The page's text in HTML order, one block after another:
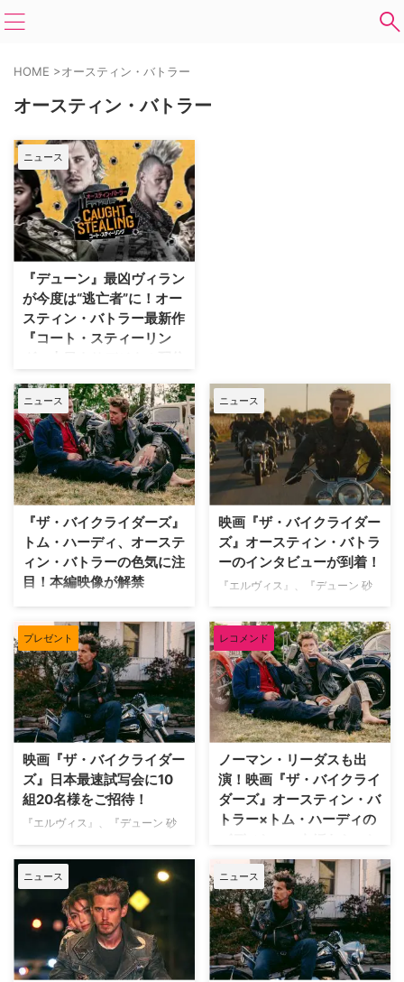
HOME >オースティン・バトラー
オースティン・バトラー
ニュース
『デューン』最凶ヴィラン
が今度は“逃亡者”に！オー
スティン・バトラー最新作
『コート・スティーリン
グ』本日よりデジタル配信
『エルヴィス』『デューン 砂の
惑星PART2』で世界的な注目を
集める若手スター、オースティ
ン・バトラー主演の最新作『コー
ト・スティーリング』のデジタル
プレミア配信が、本日2月25日
（水）より開始される。 ネコの
世話をするはずが……マフィアと
警察に追われるハメに!? 本作の主
人公は、高校時代は将来を嘱望さ
れた野球スターだったが、今は怪
ー）。人生どん底の彼が、隣人の
パンクロッカーに数日間だけ「猫
の世話」を頼まれたことから事態
は一変する。 ロシア人、ユダヤ
…
ニュース
『ザ・バイクライダーズ』
トム・ハーディ、オーステ
ィン・バトラーの色気に注
目！本編映像が解禁
『エルヴィス』、『デューン 砂
の惑星 PART2』などのオーステ
ィン・バトラーと、『最後の決闘
裁判』のジョディ・カマー、そし
て『マッドマックス 怒りのデス
ロード』、『ヴェノム』シリーズ
で知られるトム・ハーディら、ハ
リウッドの豪華スター陣が初共演
ー』、『ラビング 愛という名前
のふたり』のジェフ・ニコルズが
監督・脚本を務めた『ザ・バイク
ライダーズ』が11月29日（金）
スティン・バトラーらアウトロー
な男たちが放つ色気も必見！本編
映像が解禁となった。 『ザ …
ニュース
映画『ザ・バイクライダー
ズ』オースティン・バトラ
ーのインタビューが到着！
『エルヴィス』、『デューン 砂
ィン・バトラーと、『最後の決闘
裁判』のジョディ・カマー、そし
て『マッドマックス 怒りのデス
ロード』、『ヴェノム』シリーズ
で知られるトム・ハーディら、ハ
リウッドの豪華スター陣が初共演
を果たし、『テイク・シェルタ
ー』、『ラビング 愛という名前
のふたり』のジェフ・ニコルズが
監督・脚本を務めた『ザ・バイク
ライダーズ』が11月29日（金）
に公開。 この度、無口なバイク
到着した。 『ザ・バイクラ …
プレゼント
映画『ザ・バイクライダー
ズ』日本最速試写会に10
組20名様をご招待！
『エルヴィス』、『デューン 砂
ィン・バトラーと、『最後の決闘
裁判』のジョディ・カマー、『マ
ッドマックス 怒りのデスロー
ド』、『ヴェノム』シリーズで知
られるトム・ハーディ、『ウォー
キング・デッド』シリーズのノー
マン・リーダスら、ハリウッドの
レコメンド
ノーマン・リーダスも出
演！映画『ザ・バイクライ
ダーズ』オースティン・バ
トラー×トム・ハーディの
画像が解禁
『エルヴィス』(22)、『デューン
砂の惑星 PART2』(24)などのオ
ースティン・バトラーと、『最後
の決闘裁判』(21)のジョディ・カ
マー、そして『マッドマックス
怒りのデスロード』(15)、『ヴェ
ニュース ニュース